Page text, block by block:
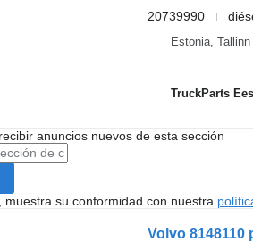
20739990
Estonia, Tallinn
TruckParts
anuncios nuevos de esta sección
muestra su conformidad con nuestra
Volvo 8148110